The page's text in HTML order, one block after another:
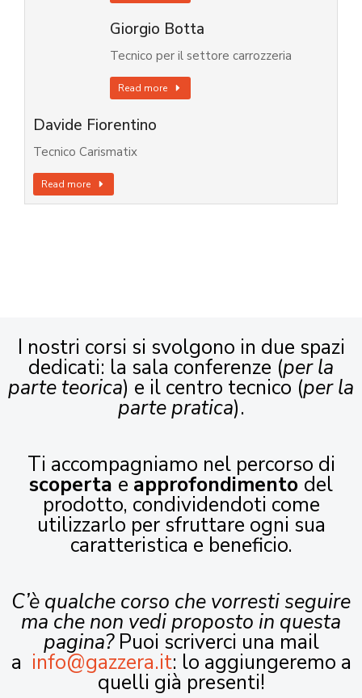
Giorgio Botta
Tecnico per il settore carrozzeria
Read more
Davide Fiorentino
Tecnico Carismatix
Read more
I nostri corsi si svolgono in due spazi
dedicati: la sala conferenze (per la
parte teorica) e il centro tecnico (per la
parte pratica).
Ti accompagniamo nel percorso di
scoperta e approfondimento del
prodotto, condividendoti come
utilizzarlo per sfruttare ogni sua
caratteristica e beneficio.
C’è qualche corso che vorresti seguire
ma che non vedi proposto in questa
pagina?Puoi scriverci una mail
a info@gazzera.it: lo aggiungeremo a
quelli già presenti!